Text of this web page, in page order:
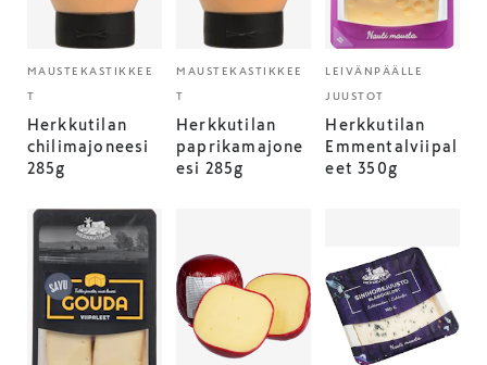
MAUSTEKASTIKKEE
T
Herkkutilan
chilimajoneesi
285g
MAUSTEKASTIKKEE
T
Herkkutilan
paprikamajone
esi 285g
LEIVÄNPÄÄLLE
JUUSTOT
Herkkutilan
Emmentalviipal
eet 350g